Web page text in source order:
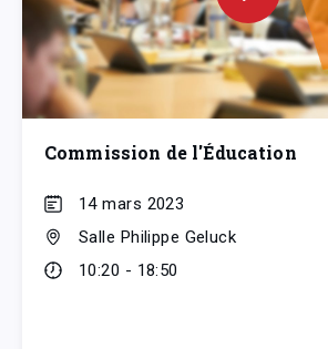
Commission de l'Éducation
14 mars 2023
Salle Philippe Geluck
10:20 - 18:50